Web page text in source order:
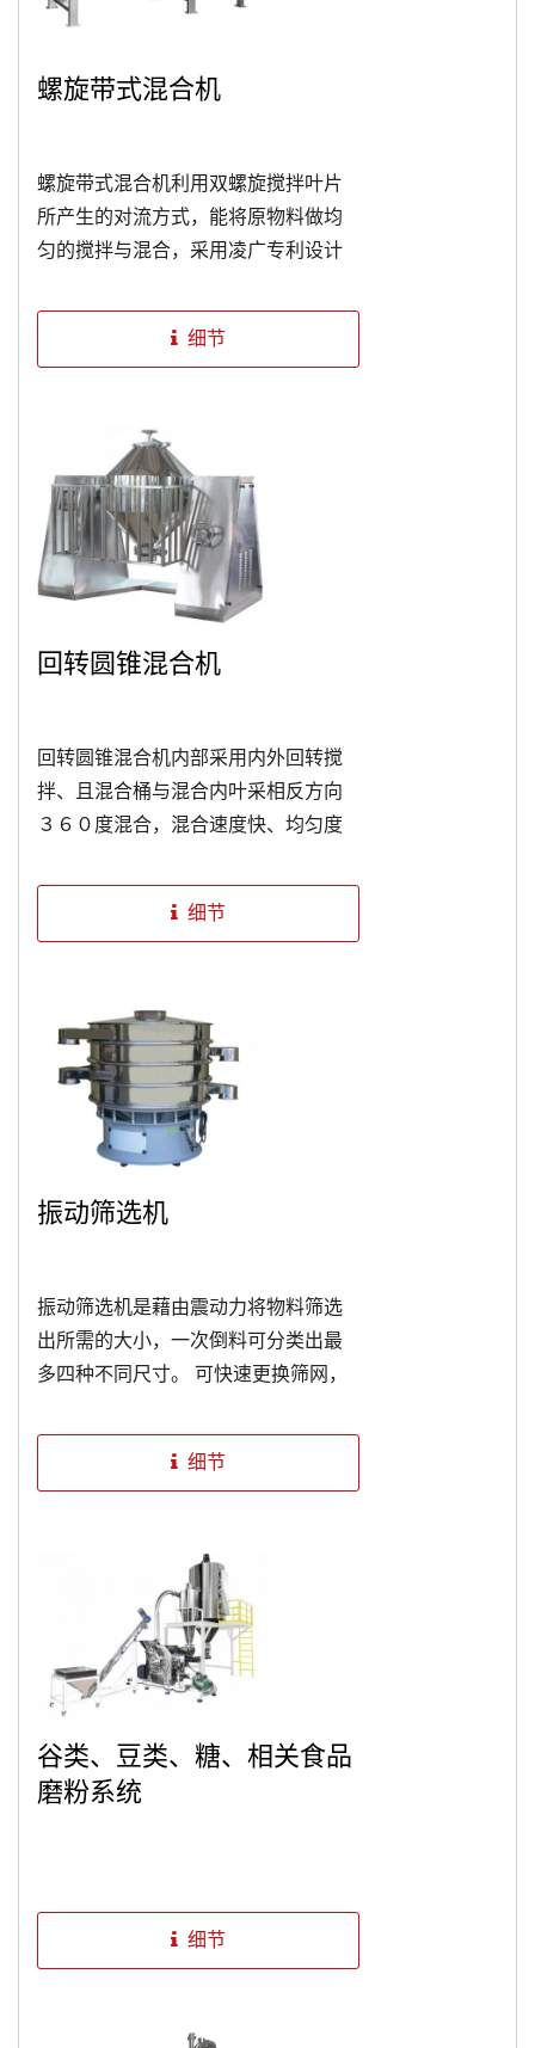
螺旋带式混合机
螺旋带式混合机利用双螺旋搅拌叶片
所产生的对流方式，能将原物料做均
匀的搅拌与混合，采用凌广专利设计
密效果，以避免混合原料外漏。此螺
旋带式混合机可再搭配加热系统、喷
细节
回转圆锥混合机
回转圆锥混合机内部采用内外回转搅
拌、且混合桶与混合内叶采相反方向
３６０度混合，混合速度快、均匀度
细节
振动筛选机
振动筛选机是藉由震动力将物料筛选
出所需的大小，一次倒料可分类出最
多四种不同尺寸。 可快速更换筛网，
细节
谷类、豆类、糖、相关食品
磨粉系统
细节